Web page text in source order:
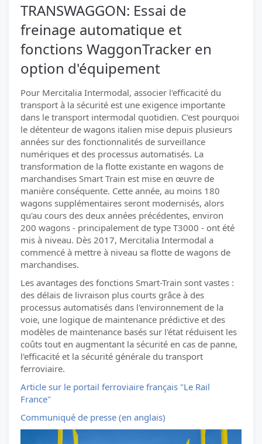
TRANSWAGGON: Essai de
freinage automatique et
fonctions WaggonTracker en
option d'équipement
Pour Mercitalia Intermodal, associer l'efficacité du
transport à la sécurité est une exigence importante
dans le transport intermodal quotidien. C'est pourquoi
le détenteur de wagons italien mise depuis plusieurs
années sur des fonctionnalités de surveillance
numériques et des processus automatisés. La
transformation de la flotte existante en wagons de
marchandises Smart Train est mise en œuvre de
manière conséquente. Cette année, au moins 180
wagons supplémentaires seront modernisés, alors
qu'au cours des deux années précédentes, environ
200 wagons - principalement de type T3000 - ont été
mis à niveau. Dès 2017, Mercitalia Intermodal a
commencé à mettre à niveau sa flotte de wagons de
marchandises.
Les avantages des fonctions Smart-Train sont vastes :
des délais de livraison plus courts grâce à des
processus automatisés dans l'environnement de la
voie, une logique de maintenance prédictive et des
modèles de maintenance basés sur l'état réduisent les
coûts tout en augmentant la sécurité en cas de panne,
l'efficacité et la sécurité générale du transport
ferroviaire.
Article sur le portail ferroviaire français "Le Rail
France"
Communiqué de presse (en anglais)